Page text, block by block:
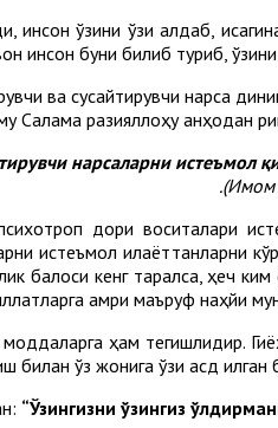
ўзини ўзи алдаб,
инсон буни билиб туриб,
ва сусайтирувчи нарса
Салама разияллоҳу анҳодан
(Имом
дори воситалари
истеъмол қилаёттанларни
балоси кенг тарқалса, ҳеч
амри маъруф наҳйи
ҳам тегишлидир.
ўз жонига ўзи қасд
“Ўзингизни ўзингиз